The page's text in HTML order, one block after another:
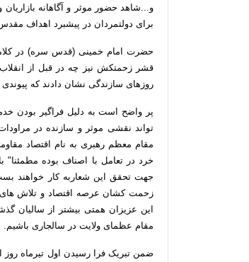
و
شاهد حضور موثر و آگاهانه بازاریان
برای دولتمردان در پیشبرد اهداف
حضرت امام خمینی (قدس سره) در
قشر
زحمتکش نیز چه در قبل از انقلاب
روزهای سازندگی نشان دادند که پیوندی
پر واضح است به دلیل فراگیر بودن
تواند نقشی موثر و سازنده در
مقام معظم رهبری به نام اقتصاد
خرد در تعامل با اصناف بوده مطمئنا"
جهت تحقق این شعاربه کار خواهند
زحمت کشان عرصه اقتصاد و تلاش های
این عزیزان همتی بیشتر از سالیان
مقام عظمای ولایت در سالجاری باشیم
ضمن تبریک فرا رسیدن اول تیرماه روز